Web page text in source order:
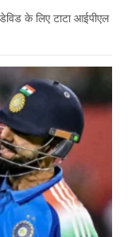
के लिए टाटा आईपीएल